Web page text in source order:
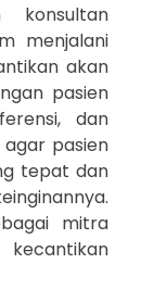
konsultan
menjalani
akan
pasien
dan
pasien
tepat dan
mitra